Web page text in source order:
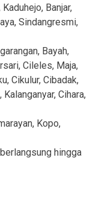
Banjar,
Sindangresmi,
Bayah,
Cileles, Maja,
Cikulur, Cibadak,
Cihara,
Kopo,
hingga